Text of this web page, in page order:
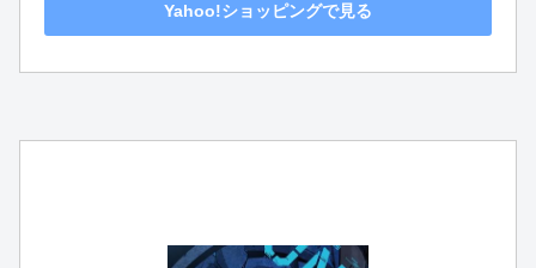
Yahoo!ショッピングで見る